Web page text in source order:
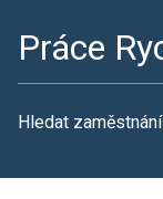
Práce
Hledat zaměstnání